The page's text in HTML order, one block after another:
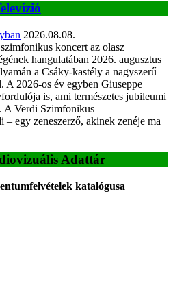
2026.08.08.
koncert az olasz
hangulatában 2026. augusztus
a Csáky-kastély a nagyszerű
A 2026-os év egyben Giuseppe
is, ami természetes jubileumi
A Verdi Szimfonikus
– egy zeneszerző, akinek zenéje ma
Adattár
katalógusa